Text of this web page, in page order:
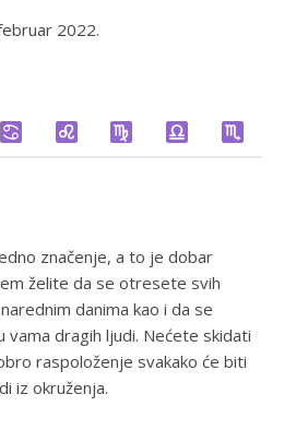
2022.
značenje, a to je dobar
želite da se otresete svih
danima kao i da se
dragih ljudi. Nećete skidati
raspoloženje svakako će biti
iz okruženja.